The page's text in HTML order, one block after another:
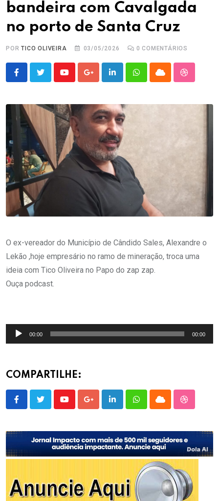
bandeira com Cavalgada
no porto de Santa Cruz
PORTICO OLIVEIRA 03/05/2026 0 COMENTÁRIOS
YoutubeGoogle+LinkedInWhatsappCloud
O ex-vereador do Município de Cândido Sales, Alexandre o
Lekão ,hoje empresário no ramo de mineração, troca uma
ideia com Tico Oliveira no Papo do zap zap.
Ouça podcast.
Tocador
de
00:00 00:00
COMPARTILHE:
YoutubeGoogle+LinkedInWhatsappCloud